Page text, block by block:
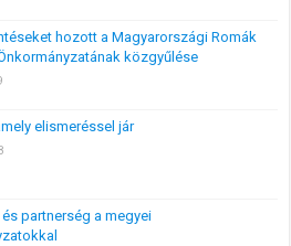
hozott a Magyarországi Romák
közgyűlése
elismeréssel jár
partnerség a megyei